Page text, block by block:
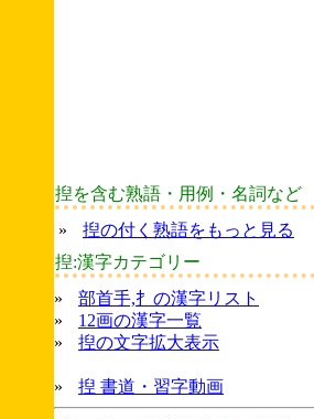
揑を含む熟語・用例・名詞など
»
揑の付く熟語をもっと見る
揑:漢字カテゴリー
»
部首手,扌の漢字リスト
»
12画の漢字一覧
»
揑の文字拡大表示
» 揑 書道・習字動画